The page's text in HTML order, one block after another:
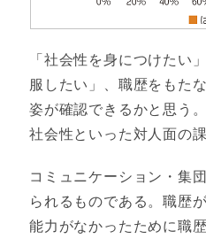
「社会性を身につけたい
服したい」、職歴をもた
姿が確認できるかと思う
社会性といった対人面の
コミュニケーション・集
られるものである。職歴
能力がなかったために職